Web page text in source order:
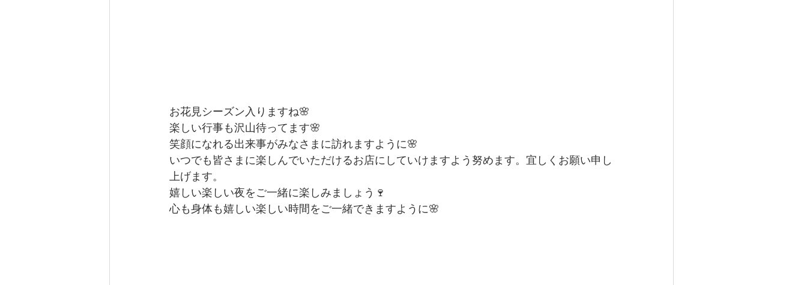
お花見シーズン入りますね🌸
楽しい行事も沢山待ってます🌸
笑顔になれる出来事がみなさまに訪れますように🌸
いつでも皆さまに楽しんでいただけるお店にしていけますよう努めます。宜しくお願い申し
上げます。
嬉しい楽しい夜をご一緒に楽しみましょう🍷
心も身体も嬉しい楽しい時間をご一緒できますように🌸